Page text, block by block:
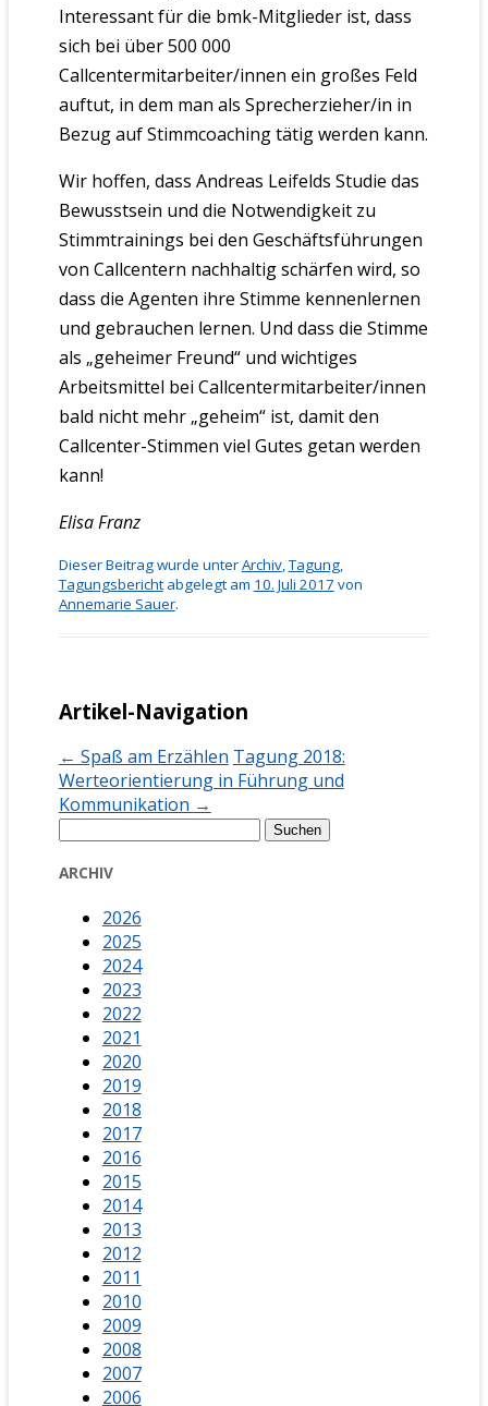
Interessant für die bmk-Mitglieder ist, dass
sich bei über 500 000
Callcentermitarbeiter/innen ein großes Feld
auftut, in dem man als Sprecherzieher/in in
Bezug auf Stimmcoaching tätig werden kann.
Wir hoffen, dass Andreas Leifelds Studie das
Bewusstsein und die Notwendigkeit zu
Stimmtrainings bei den Geschäftsführungen
von Callcentern nachhaltig schärfen wird, so
dass die Agenten ihre Stimme kennenlernen
und gebrauchen lernen. Und dass die Stimme
als „geheimer Freund“ und wichtiges
Arbeitsmittel bei Callcentermitarbeiter/innen
bald nicht mehr „geheim“ ist, damit den
Callcenter-Stimmen viel Gutes getan werden
kann!
Elisa Franz
Dieser Beitrag wurde unterArchiv,Tagung,
Tagungsberichtabgelegt am 10. Juli 2017 von
Annemarie Sauer.
Artikel-Navigation
← Spaß am Erzählen Tagung 2018:
Werteorientierung in Führung und
Kommunikation →
Suchen
ARCHIV
2026
2025
2024
2023
2022
2021
2020
2019
2018
2017
2016
2015
2014
2013
2012
2011
2010
2009
2008
2007
2006